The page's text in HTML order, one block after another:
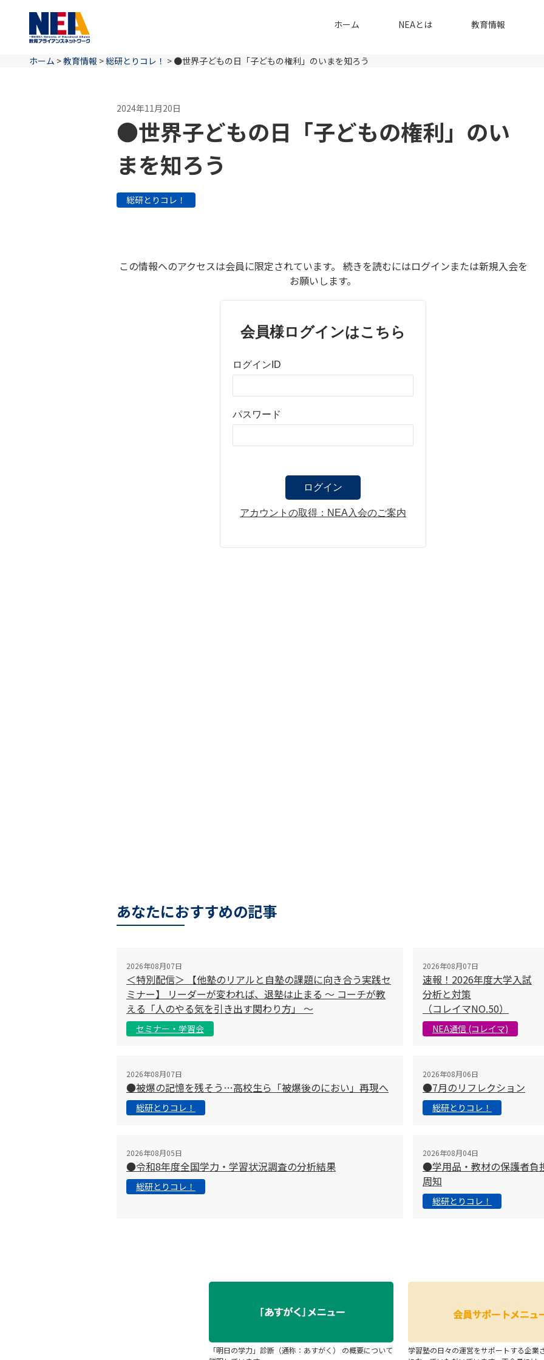
ホーム NEAとは 教育情報
ホーム >教育情報 >総研とりコレ！ > ●世界子どもの日「子どもの権利」のいまを知ろう
2024年11月20日
●世界子どもの日「子どもの権利」のい
まを知ろう
総研とりコレ！
この情報へのアクセスは会員に限定されています。 続きを読むにはログインまたは新規入会を
お願いします。
会員様ログインはこちら
ログインID
パスワード
アカウントの取得：NEA入会のご案内
あなたにおすすめの記事
2026年08月07日
＜特別配信＞ 【他塾のリアルと自塾の課題に向き合う実践セ
ミナー】 リーダーが変われば、退塾は止まる 〜 コーチが教
える「人のやる気を引き出す関わり方」 〜
セミナー・学習会
2026年08月07日
速報！2026年度大学入試
分析と対策
（コレイマNO.50）
NEA通信 (コレイマ)
2026年08月07日
●被爆の記憶を残そう…高校生ら「被爆後のにおい」再現へ
総研とりコレ！
2026年08月06日
●7月のリフレクション
総研とりコレ！
2026年08月05日
●令和8年度全国学力・学習状況調査の分析結果
総研とりコレ！
2026年08月04日
●学用品・教材の保護者負
周知
総研とりコレ！
「明日の学力」診断（通称：あすがく） の概要について
学習塾の日々の運営をサポートする企業